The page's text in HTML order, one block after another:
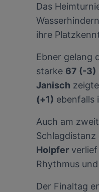
Das
ihre
Ebner gelang
starke 67 (-3)
Janisch
(+1) ebenfalls
Auch am
Holpfer
Rhythmus
Der Finaltag